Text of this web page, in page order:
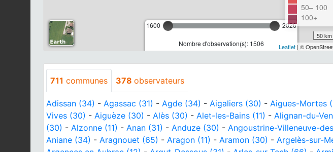
1600 2026
Nombre d'observation(s): 1506
50– 100
100+
50 km
Leaflet| ©
711 communes 378 observateurs
Adissan (34) - Agassac (31) - Agde (34) - Aigaliers (30) - Aigues-Mortes
Vives (30) - Aiguèze (30) - Alès (30) - Alet-les-Bains (11) - Alignan-du-
(30) - Alzonne (11) - Anan (31) - Anduze (30) - Angoustrine-Villeneuve-
Aniane (34) - Aragnouet (65) - Aragon (11) - Aramon (30) - Argelès-sur-